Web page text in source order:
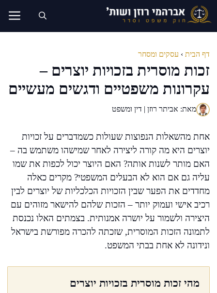
לדלג
לתוכן
דף הבית › עסקים ומסחר
זכות מוסרית בזכויות יוצרים –
עקרונות משפטיים ודגשים מעשיים
מאת: אביתר רוזן | דין ומשפט
אחת מהשאלות הנפוצות שעולות כשמדברים על זכויות
יוצרים היא מה קורה ליצירה לאחר שמישהו משתמש בה –
האם מותר לשנות אותה? האם היוצר יכול לכפות את שמו
עליה גם אם הוא לא הבעלים המשפטי? מקרים כאלה
מחדדים את הפער שבין הזכויות הכלכליות של יוצרים לבין
רכיב אישי ועמוק יותר – הזכות שלהם להישאר מזוהים עם
היצירה ולשמור על יושרה אמנותית. בצמתים האלו נכנסת
לתמונה הזכות המוסרית, שזכתה להכרה מפורשת בישראל
ונידונה לא אחת בבתי המשפט.
מהי זכות מוסרית בזכויות יוצרים